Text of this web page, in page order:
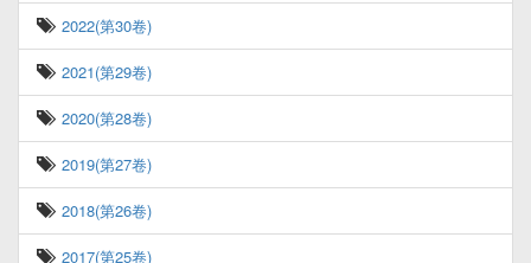
2022(第30卷)
2021(第29卷)
2020(第28卷)
2019(第27卷)
2018(第26卷)
2017(第25卷)